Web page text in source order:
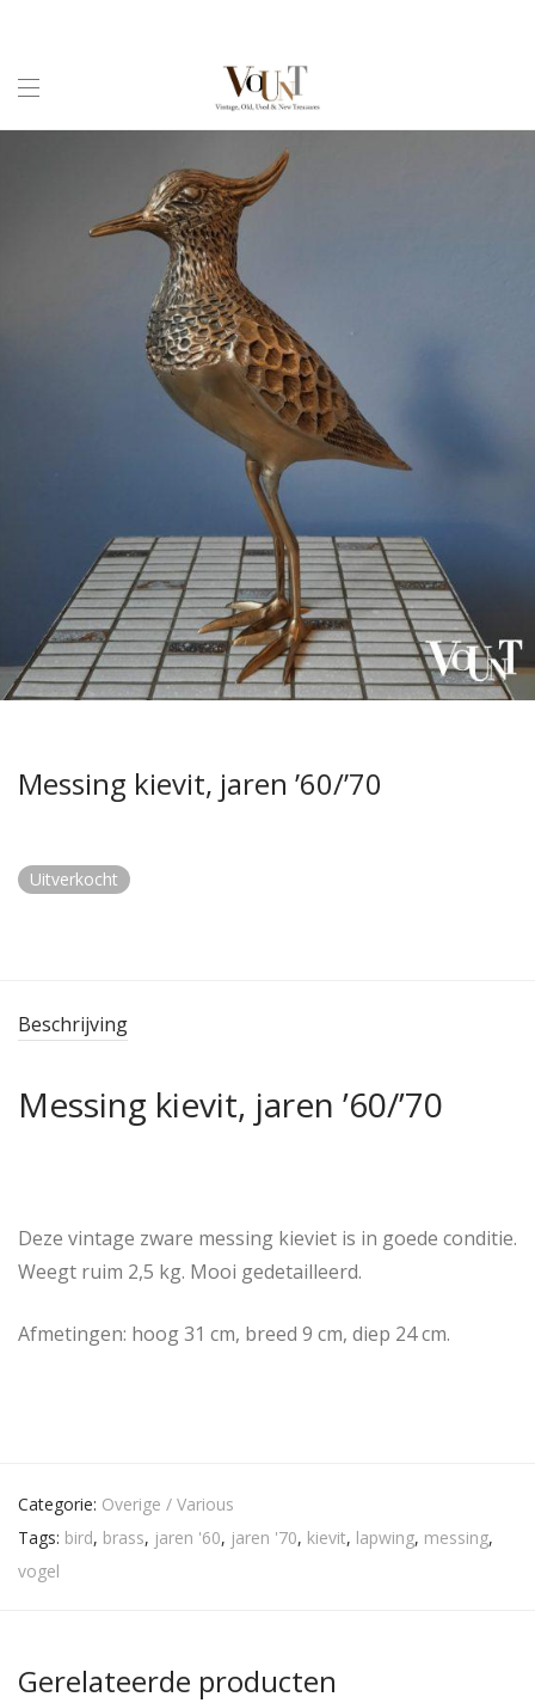
Messing kievit, jaren ’60/’70
Uitverkocht
Beschrijving
Messing kievit, jaren ’60/’70
Deze vintage zware messing kieviet is in goede conditie.
Weegt ruim 2,5 kg. Mooi gedetailleerd.
Afmetingen: hoog 31 cm, breed 9 cm, diep 24 cm.
Categorie: Overige / Various
Tags: bird, brass, jaren '60, jaren '70, kievit, lapwing, messing,
vogel
Gerelateerde producten